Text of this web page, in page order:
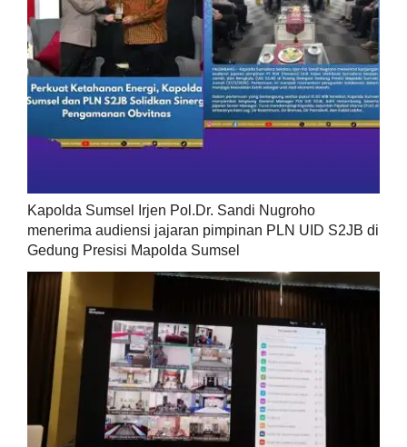
Kapolda Sumsel Irjen Pol.Dr. Sandi Nugroho
menerima audiensi jajaran pimpinan PLN UID S2JB di
Gedung Presisi Mapolda Sumsel